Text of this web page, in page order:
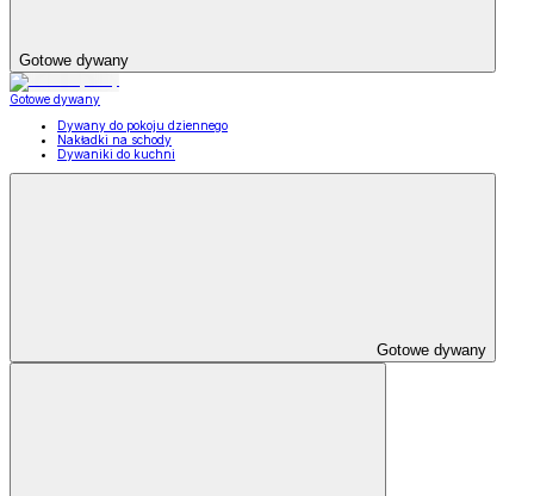
Gotowe dywany
Gotowe dywany
Dywany do pokoju dziennego
Nakładki na schody
Dywaniki do kuchni
Gotowe dywany